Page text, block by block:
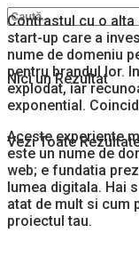
Nici un Rezultat
Vezi Toate
Contrastul cu o
start-up care a
nume de domeniu
pentru brandul lor.
explodat, iar
exponential.
Aceste experiente
este un nume de
web; e fundatia
lumea digitala. Hai
atat de mult si cum
proiectul tau.